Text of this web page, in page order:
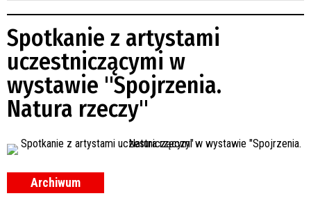
Kategoria
Trwające w zakresie
Miejsce
Spotkanie z artystami
uczestniczącymi w
wystawie "Spojrzenia.
Natura rzeczy"
Archiwum